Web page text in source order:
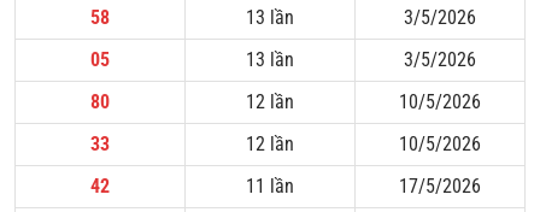
58
13 lần
3/5/2026
05
13 lần
3/5/2026
80
12 lần
10/5/2026
33
12 lần
10/5/2026
42
11 lần
17/5/2026